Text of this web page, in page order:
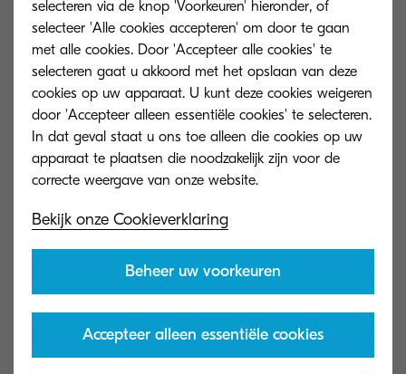
Kyocera meets ISO 27001:2022 for managing data
security
Hirakata Plant achieves Platinum certification in RBA
audit.
Kyocera wins 2026 A4 Line of the Year Award from
selecteren via de knop 'Voorkeuren' hieronder, of
selecteer 'Alle cookies accepteren' om door te gaan
met alle cookies. Door 'Accepteer alle cookies' te
selecteren gaat u akkoord met het opslaan van deze
cookies op uw apparaat. U kunt deze cookies weigeren
door 'Accepteer alleen essentiële cookies' te selecteren.
In dat geval staat u ons toe alleen die cookies op uw
apparaat te plaatsen die noodzakelijk zijn voor de
Bekijk onze Cookieverklaring
Beheer uw voorkeuren
Accepteer alleen essentiële cookies